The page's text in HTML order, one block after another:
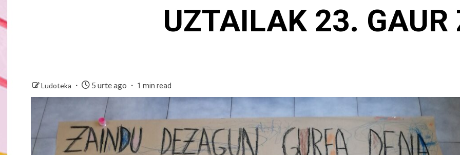
UZTAILAK 23. GAUR
Ludoteka 5 urte ago 1 min read